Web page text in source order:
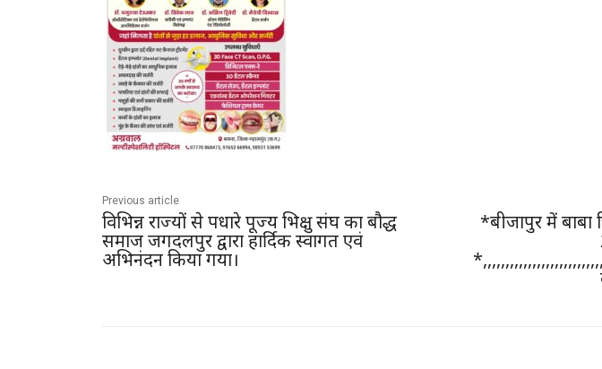
Previous article
विभिन्न राज्यों से पधारे पूज्य भिक्षु संघ का बौद्ध
समाज जगदलपुर द्वारा हार्दिक स्वागत एवं
अभिनंदन किया गया।
*बीजापुर में